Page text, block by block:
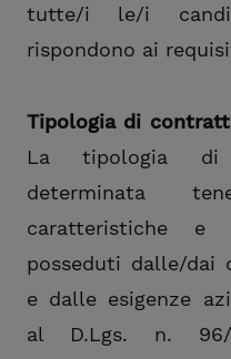
tutte/i le/i
rispondono ai
Tipologia di
La tipologia di
determinata
caratteristiche e
posseduti dalle/dai
e dalle esigenze
al D.Lgs. n.